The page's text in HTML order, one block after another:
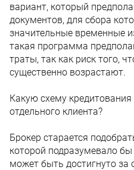
вариант, который
документов, для сбора
значительные временные
такая программа
траты, так как риск того,
существенно возрастают.
Какую схему
отдельного клиента?
Брокер старается
которой подразумевало
может быть достигнуто за